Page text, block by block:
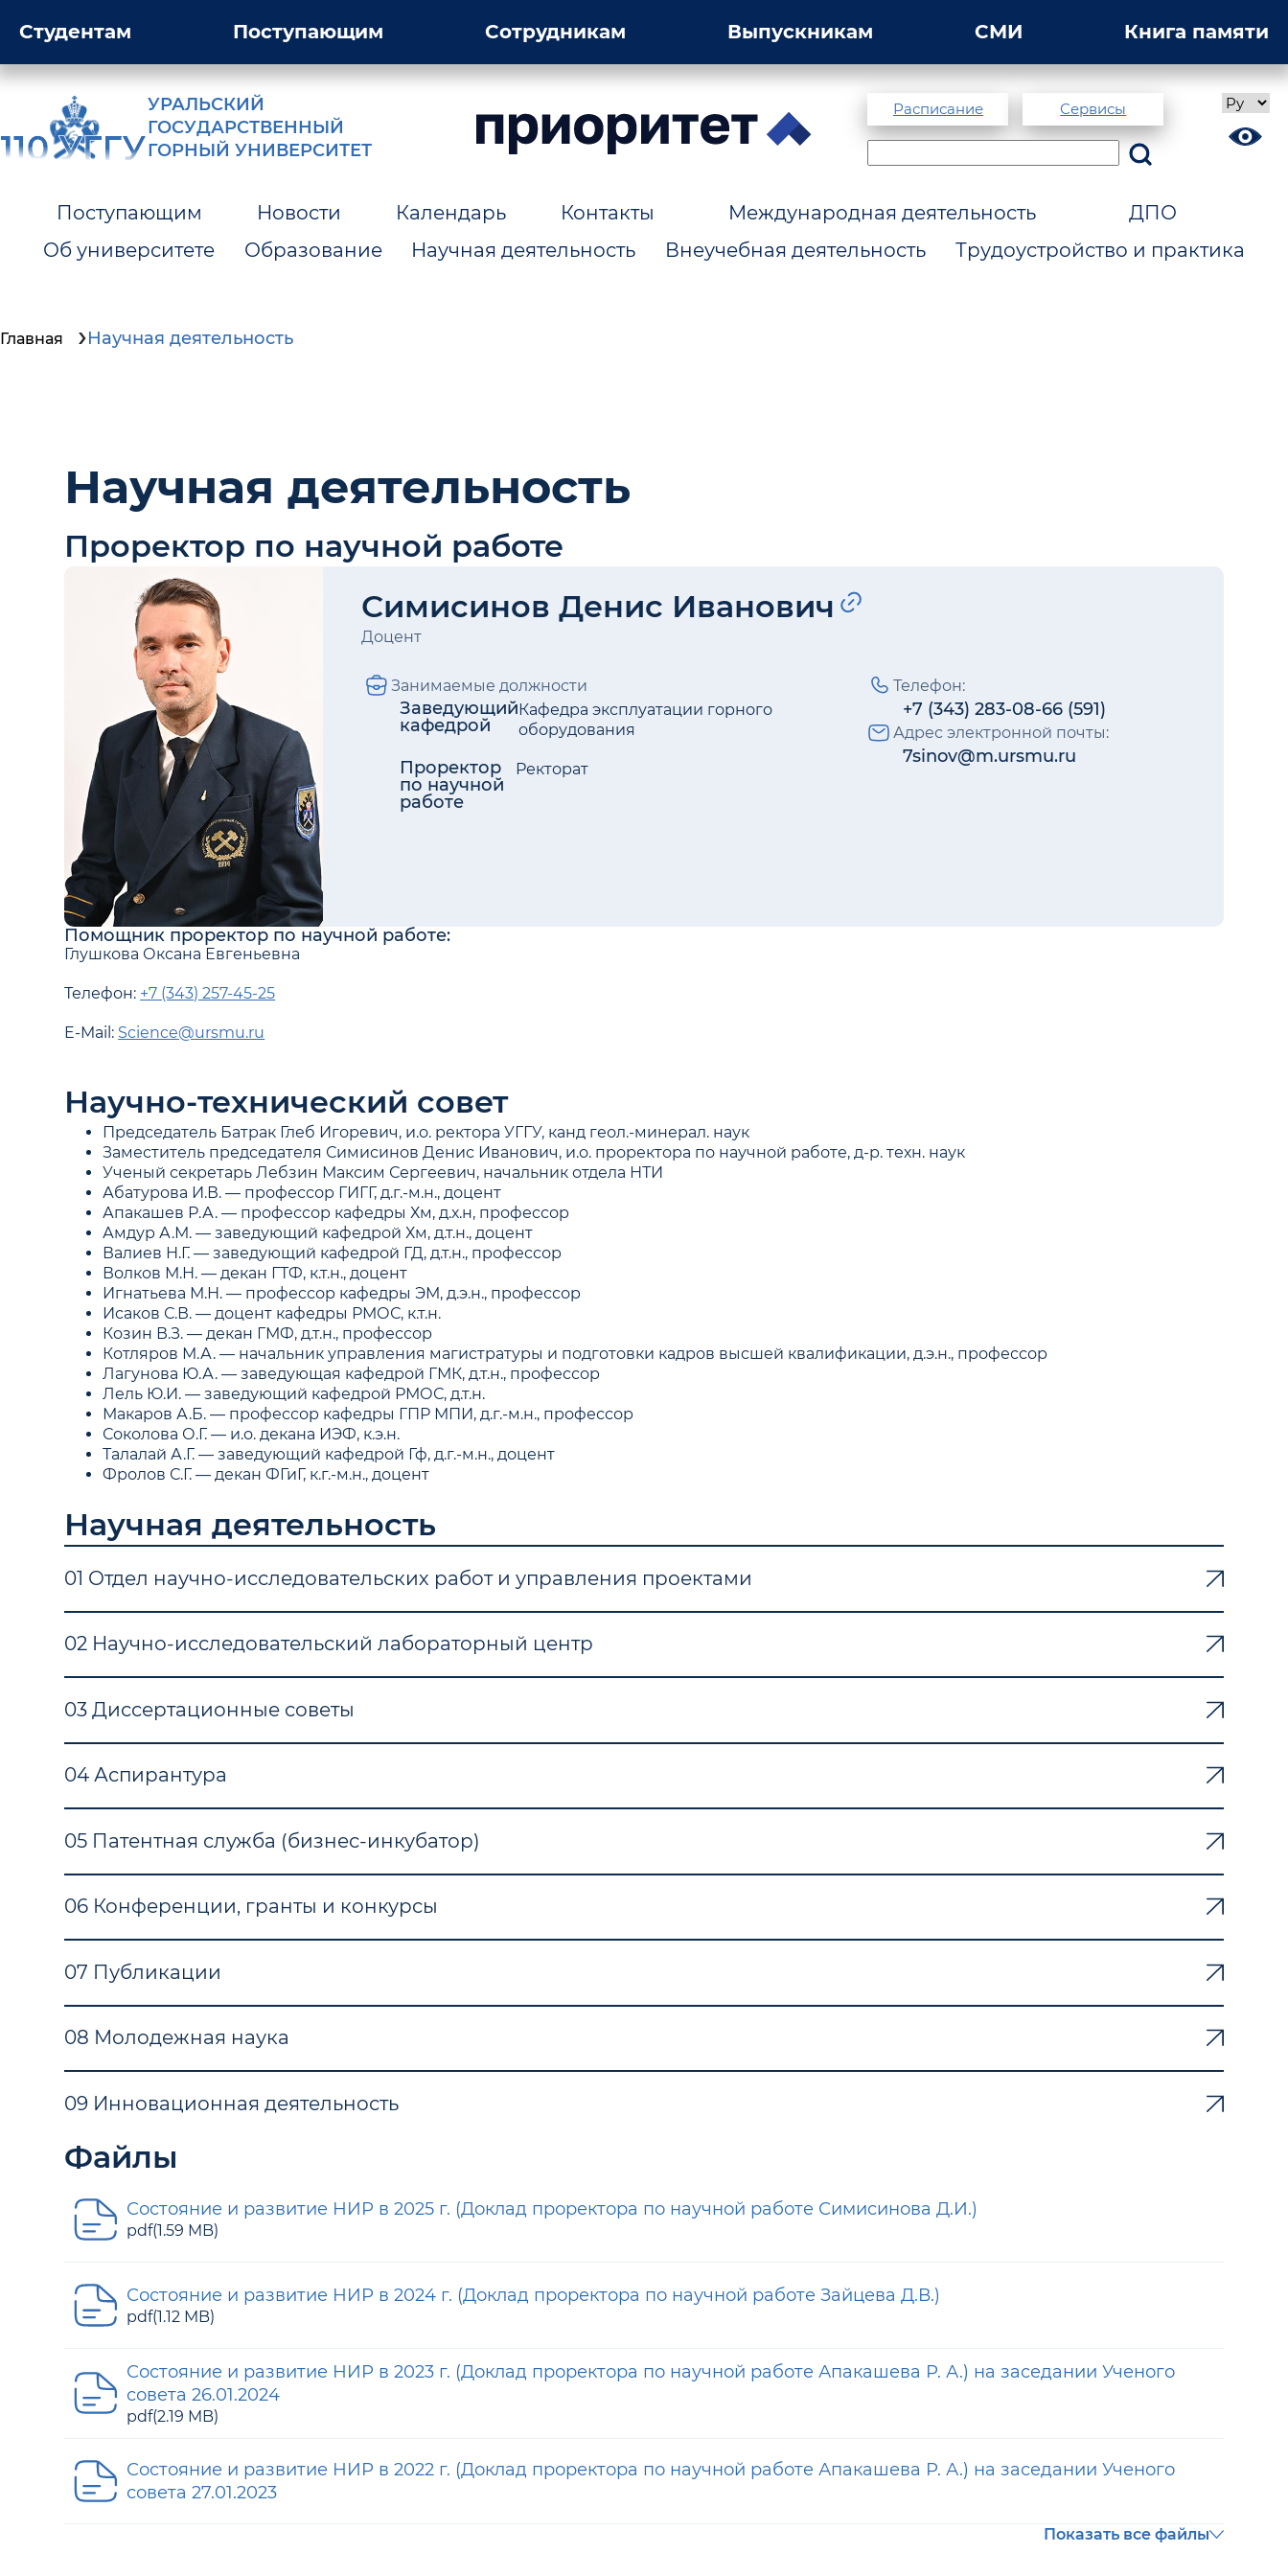
Студентам Поступающим Сотрудникам Выпускникам СМИ Книга памяти
УРАЛЬСКИЙ
ГОСУДАРСТВЕННЫЙ
ГОРНЫЙ УНИВЕРСИТЕТ
Расписание Сервисы
Поступающим Новости Календарь Контакты Международная деятельность
ДПО
Об университете
Образование Научная деятельность Внеучебная деятельность Трудоустройство и практика
Главная Научная деятельность
Научная деятельность
Проректор по научной работе
Симисинов Денис Иванович
Доцент
Занимаемые должности
Заведующий
кафедрой
Кафедра эксплуатации горного
оборудования
Проректор
по научной
работе
Ректорат
Телефон:
+7 (343) 283-08-66 (591)
Адрес электронной почты:
7sinov@m.ursmu.ru
Помощник проректор по научной работе:
Глушкова Оксана Евгеньевна
Телефон: +7 (343) 257-45-25
E-Mail: Science@ursmu.ru
Научно-технический совет
Председатель Батрак Глеб Игоревич, и.о. ректора УГГУ, канд геол.-минерал. наук
Заместитель председателя Симисинов Денис Иванович, и.о. проректора по научной работе, д-р. техн. наук
Ученый секретарь Лебзин Максим Сергеевич, начальник отдела НТИ
Абатурова И.В. — профессор ГИГГ, д.г.-м.н., доцент
Апакашев Р.А. — профессор кафедры Хм, д.х.н, профессор
Амдур А.М. — заведующий кафедрой Хм, д.т.н., доцент
Валиев Н.Г. — заведующий кафедрой ГД, д.т.н., профессор
Волков М.Н. — декан ГТФ, к.т.н., доцент
Игнатьева М.Н. — профессор кафедры ЭМ, д.э.н., профессор
Исаков С.В. — доцент кафедры РМОС, к.т.н.
Козин В.З. — декан ГМФ, д.т.н., профессор
Котляров М.А. — начальник управления магистратуры и подготовки кадров высшей квалификации, д.э.н., профессор
Лагунова Ю.А. — заведующая кафедрой ГМК, д.т.н., профессор
Лель Ю.И. — заведующий кафедрой РМОС, д.т.н.
Макаров А.Б. — профессор кафедры ГПР МПИ, д.г.-м.н., профессор
Соколова О.Г. — и.о. декана ИЭФ, к.э.н.
Талалай А.Г. — заведующий кафедрой Гф, д.г.-м.н., доцент
Фролов С.Г. — декан ФГиГ, к.г.-м.н., доцент
Научная деятельность
01 Отдел научно-исследовательских работ и управления проектами
02 Научно-исследовательский лабораторный центр
03 Диссертационные советы
04 Аспирантура
05 Патентная служба (бизнес-инкубатор)
06 Конференции, гранты и конкурсы
07 Публикации
08 Молодежная наука
09 Инновационная деятельность
Файлы
Состояние и развитие НИР в 2025 г. (Доклад проректора по научной работе Симисинова Д.И.)
pdf(1.59 MB)
Состояние и развитие НИР в 2024 г. (Доклад проректора по научной работе Зайцева Д.В.)
pdf(1.12 MB)
Состояние и развитие НИР в 2023 г. (Доклад проректора по научной работе Апакашева Р. А.) на заседании Ученого
совета 26.01.2024
pdf(2.19 MB)
Состояние и развитие НИР в 2022 г. (Доклад проректора по научной работе Апакашева Р. А.) на заседании Ученого
совета 27.01.2023
Показать все файлы